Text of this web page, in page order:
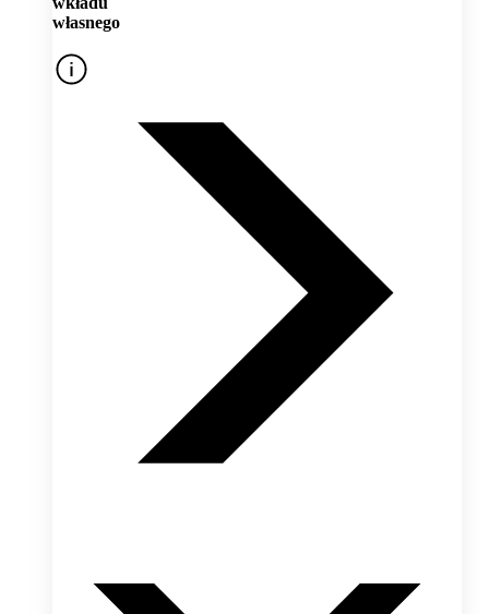
własnego